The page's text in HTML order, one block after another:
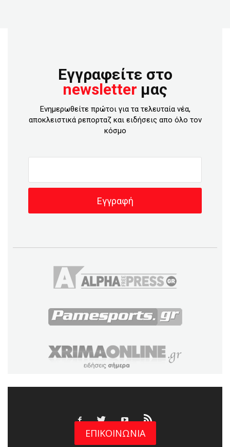
Εγγραφείτε στο
newsletter μας
Ενημερωθείτε πρώτοι για τα τελευταία νέα,
αποκλειστικά ρεπορταζ και ειδήσεις απο όλο τον
κόσμο
ΕΠΙΚΟΙΝΩΝΙΑ